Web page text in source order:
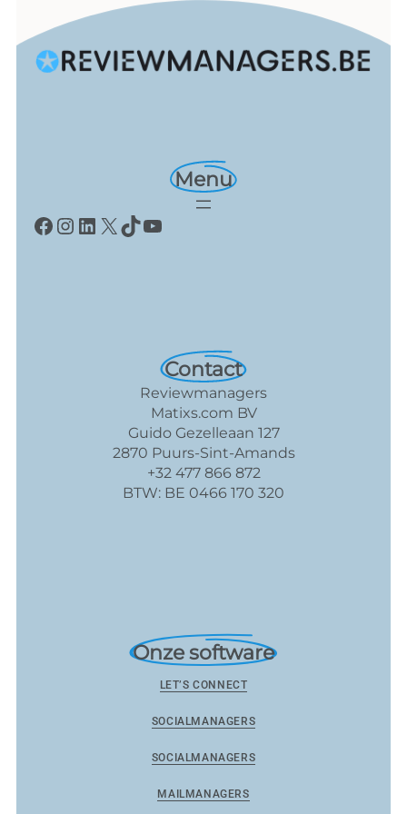
Menu
Facebook
Instagram
LinkedIn
X TikTok
YouTube
Contact
Reviewmanagers
Matixs.com BV
Guido Gezelleaan 127
2870 Puurs-Sint-Amands
+32 477 866 872
BTW: BE 0466 170 320
Onze software
LET’S CONNECT
SOCIALMANAGERS
SOCIALMANAGERS
MAILMANAGERS